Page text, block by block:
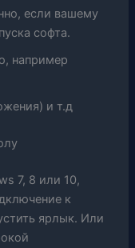
если вашему
софта.
например
и т.д
7, 8 или 10,
к
ярлык. Или